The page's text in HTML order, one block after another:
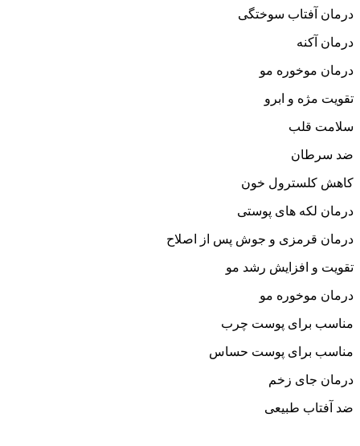
درمان آفتاب سوختگی
درمان آکنه
درمان موخوره مو
تقویت مژه و ابرو
سلامت قلب
ضد سرطان
کاهش کلسترول خون
درمان لکه های پوستی
درمان قرمزی و جوش پس از اصلاح
تقویت و افزایش رشد مو
درمان موخوره مو
مناسب برای پوست چرب
مناسب برای پوست حساس
درمان جای زخم
ضد آفتاب طبیعی